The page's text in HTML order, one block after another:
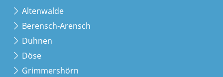
Altenwalde
Berensch-Arensch
Duhnen
Döse
Grimmershörn